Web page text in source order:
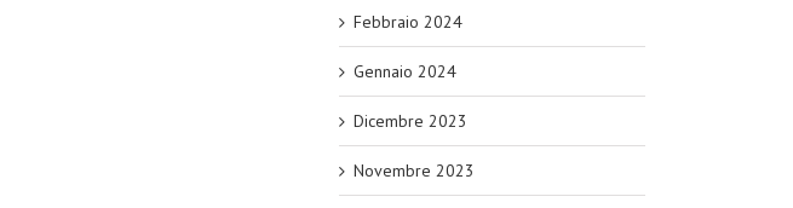
Febbraio 2024
Gennaio 2024
Dicembre 2023
Novembre 2023